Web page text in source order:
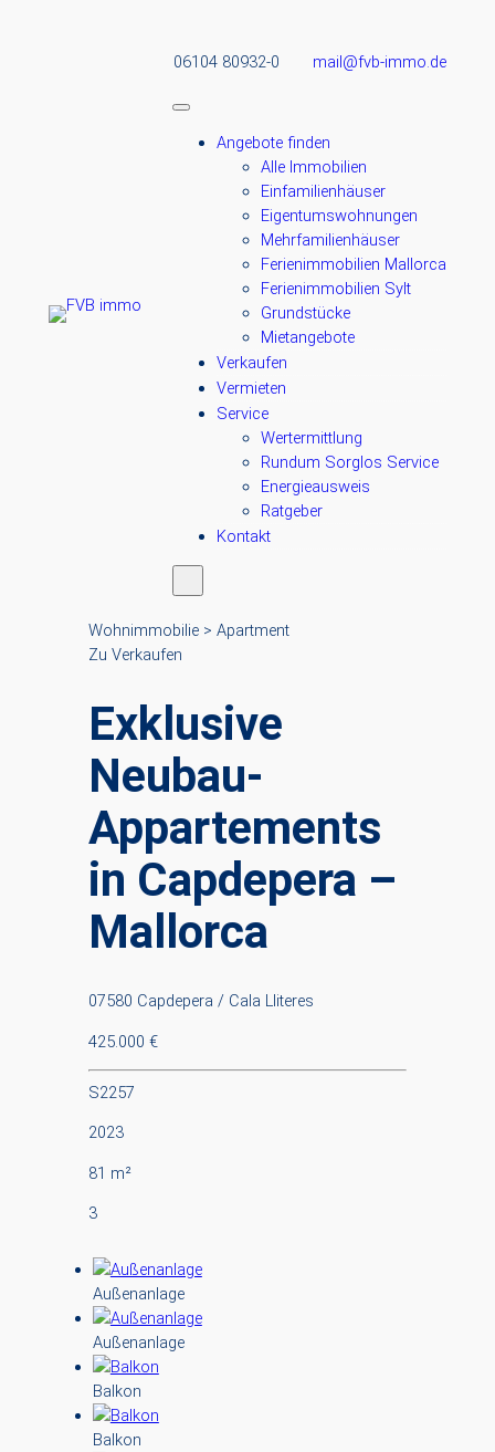
06104 80932-0 mail@fvb-immo.de
Angebote finden
Alle Immobilien
Einfamilienhäuser
Eigentumswohnungen
Mehrfamilienhäuser
Ferienimmobilien Mallorca
Ferienimmobilien Sylt
Grundstücke
Mietangebote
Verkaufen
Vermieten
Service
Wertermittlung
Rundum Sorglos Service
Energieausweis
Ratgeber
Kontakt
Wohnimmobilie > Apartment
Zu Verkaufen
Exklusive
Neubau-
Appartements
in Capdepera –
Mallorca
07580 Capdepera / Cala Lliteres
425.000 €
S2257
2023
81 m²
3
Außenanlage
Außenanlage
Balkon
Balkon